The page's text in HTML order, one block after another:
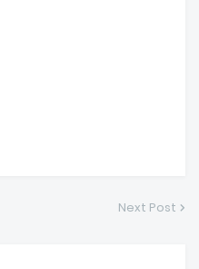
Next Post